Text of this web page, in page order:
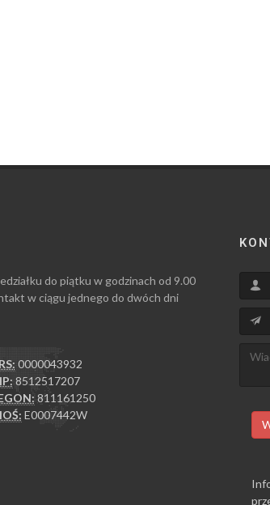
do piątku w godzinach od 9.00
w ciągu jednego do dwóch dni
0000043932
8512517207
811161250
E0007442W